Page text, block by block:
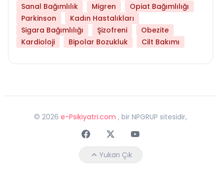
Sanal Bağımlılık
Migren
Opiat Bağımlılığı
Parkinson
Kadın Hastalıkları
Sigara Bağımlılığı
Şizofreni
Obezite
Kardioloji
Bipolar Bozukluk Cilt Bakımı
© 2026 e-Psikiyatri.com , bir NPGRUP sitesidir,
FaceebokTwitterYoutube
Yukarı Çık